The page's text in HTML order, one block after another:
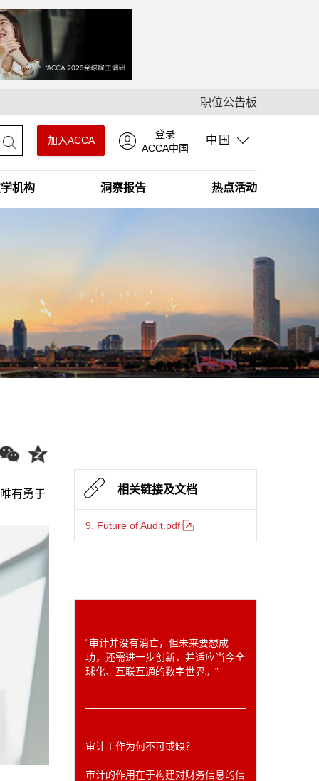
职位公告板
中国
登录
ACCA中国
加入ACCA
机构 洞察报告 热点活动
有勇于
相关链接及文档
9. Future of Audit.pdf
“审计并没有消亡，但未来要想成
功，还需进一步创新，并适应当今全
球化、互联互通的数字世界。”
审计工作为何不可或缺？
审计的作用在于构建对财务信息的信